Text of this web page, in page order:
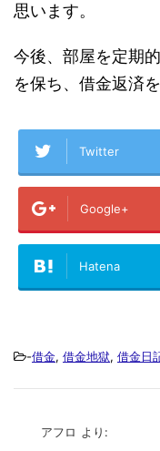
思います。
今後、部屋を定期
を保ち、借金返済
Twitter
Google+
Hatena
-借金, 借金地獄, 借金日
アフロ より: